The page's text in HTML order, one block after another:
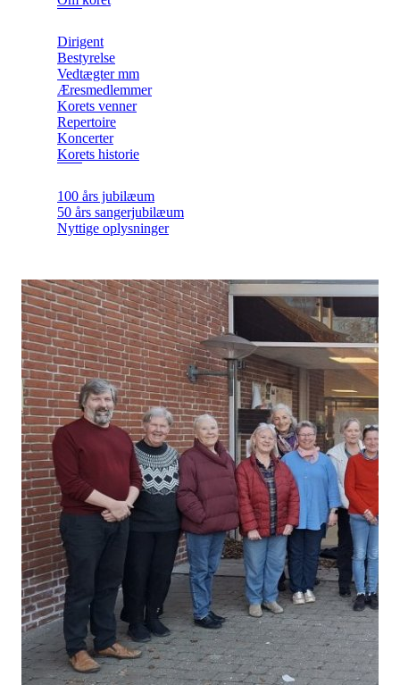
Dirigent
Bestyrelse
Vedtægter mm
Æresmedlemmer
Korets venner
Repertoire
Koncerter
Korets historie
100 års jubilæum
50 års sangerjubilæum
Nyttige oplysninger